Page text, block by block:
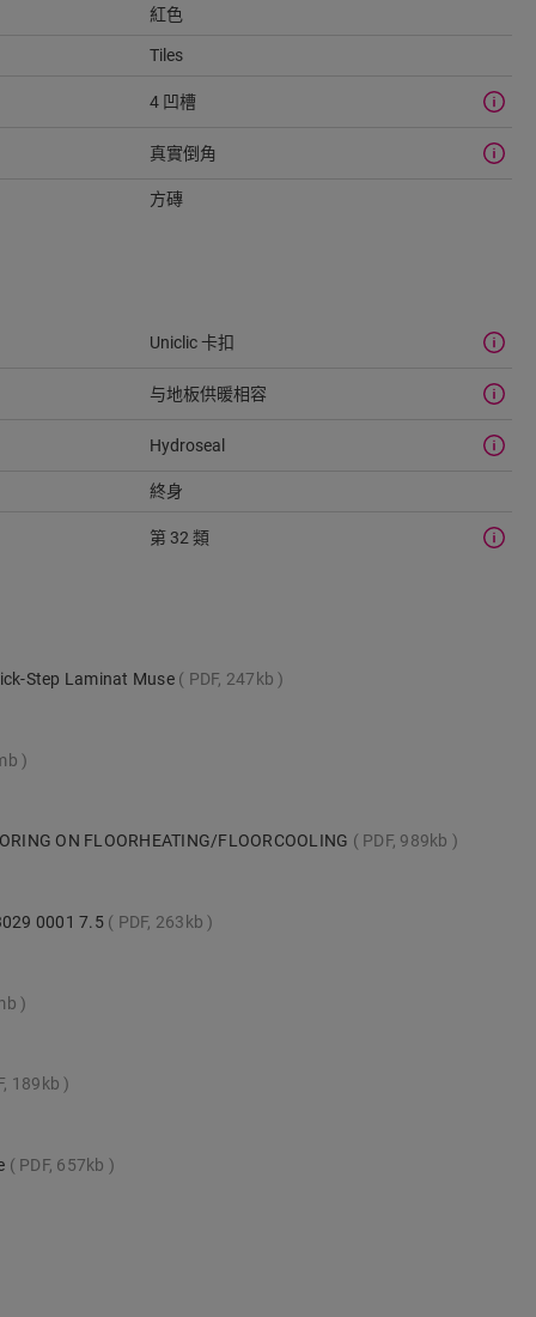
紅色
Tiles
4 凹槽
真實倒角
方磚
Uniclic 卡扣
与地板供暖相容
Hydroseal
終身
第 32 類
Step Laminat Muse PDF, 247kb
ON FLOORHEATING/FLOORCOOLING PDF, 989kb
0001 7.5 PDF, 263kb
189kb
PDF, 657kb